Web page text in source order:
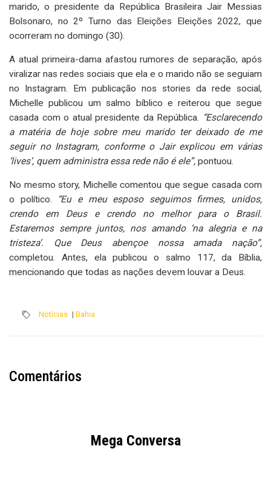
marido, o presidente da República Brasileira Jair Messias
Bolsonaro, no 2º Turno das Eleições Eleições 2022, que
ocorreram no domingo (30).
A atual primeira-dama afastou rumores de separação, após
viralizar nas redes sociais que ela e o marido não se seguiam
no Instagram. Em publicação nos stories da rede social,
Michelle publicou um salmo bíblico e reiterou que segue
casada com o atual presidente da República. “Esclarecendo
a matéria de hoje sobre meu marido ter deixado de me
seguir no Instagram, conforme o Jair explicou em várias
‘lives’, quem administra essa rede não é ele”, pontuou.
No mesmo story, Michelle comentou que segue casada com
o político. “Eu e meu esposo seguimos firmes, unidos,
crendo em Deus e crendo no melhor para o Brasil.
Estaremos sempre juntos, nos amando ‘na alegria e na
tristeza’. Que Deus abençoe nossa amada nação”,
completou. Antes, ela publicou o salmo 117, da Bíblia,
mencionando que todas as nações devem louvar a Deus.
Notícias | Bahia
Comentários
Mega Conversa